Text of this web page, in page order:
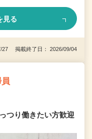
見る
27 掲載終了日： 2026/09/04
つり働きたい方歓迎